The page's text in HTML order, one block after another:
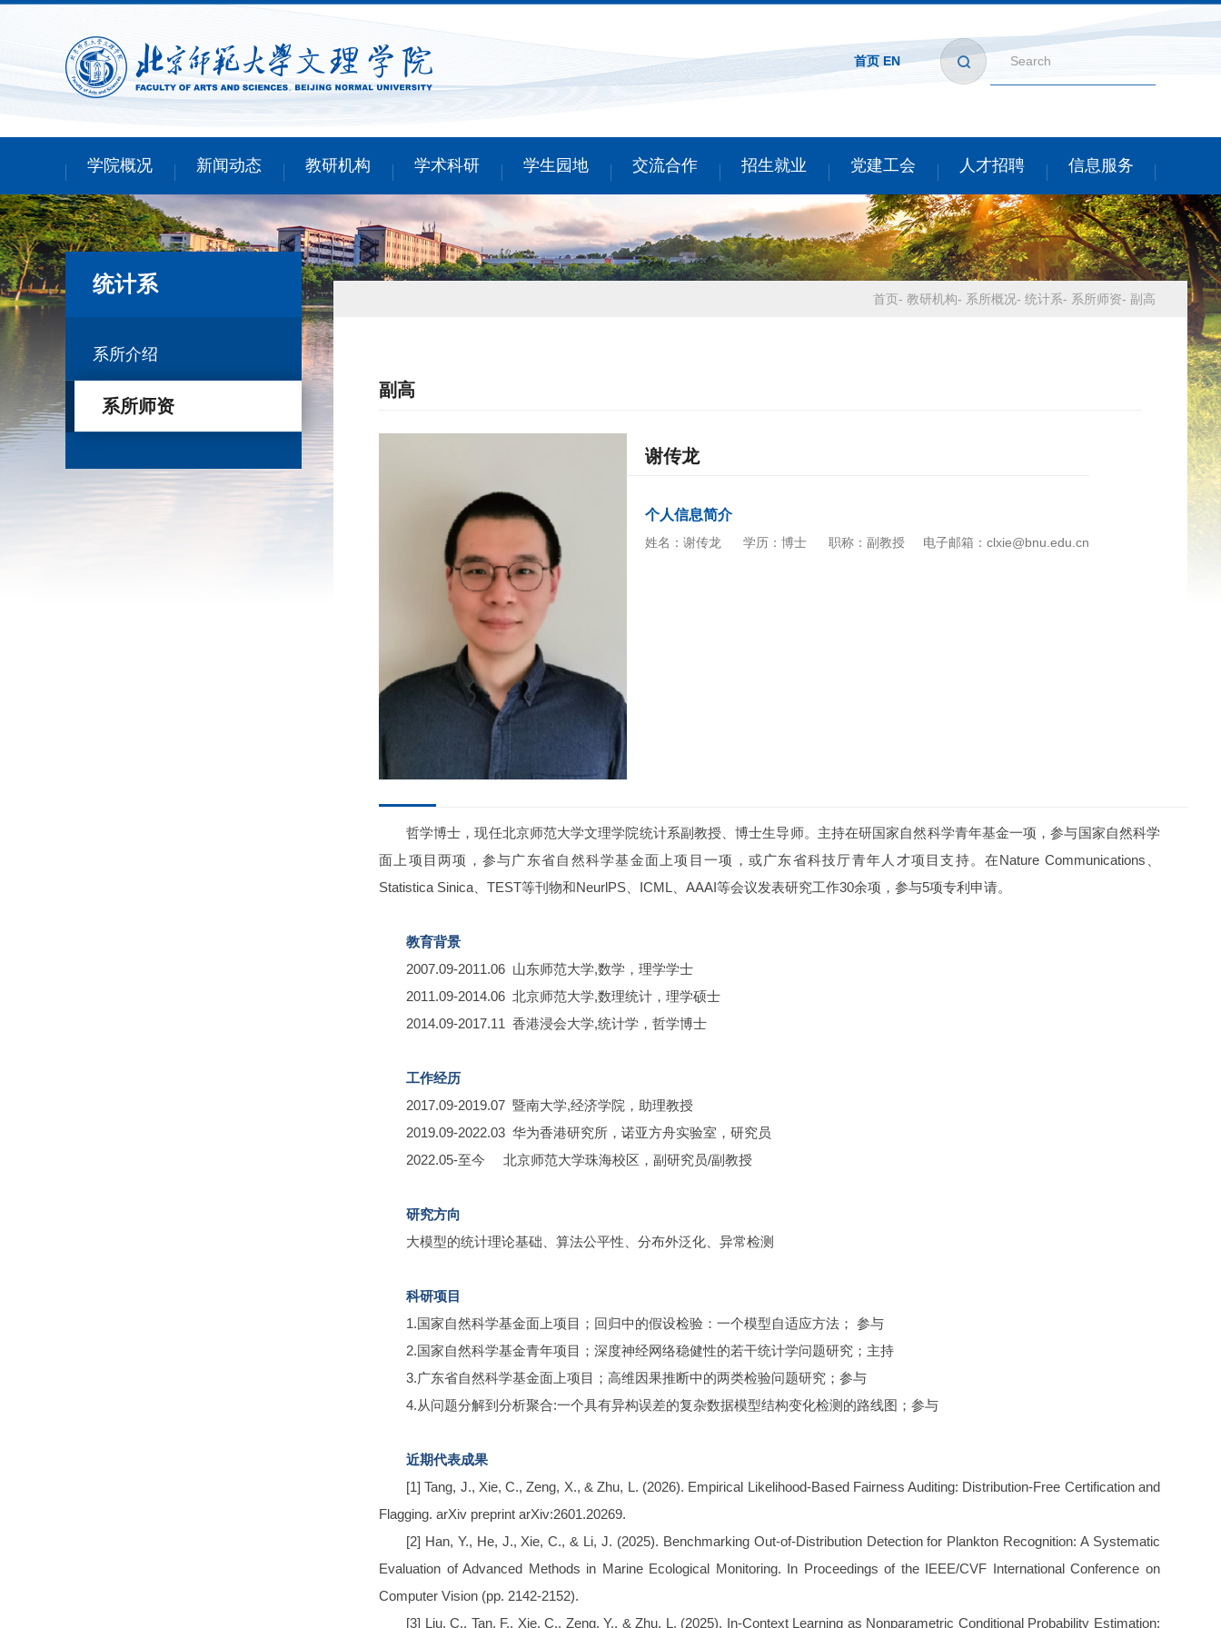
首页 EN
学院概况 新闻动态 教研机构 学术科研 学生园地 交流合作 招生就业 党建工会 人才招聘 信息服务
统计系
系所介绍
系所师资
首页- 教研机构- 系所概况- 统计系- 系所师资- 副高
副高
谢传龙
个人信息简介
姓名：谢传龙 学历：博士 职称：副教授 电子邮箱：clxie@bnu.edu.cn
哲学博士，现任北京师范大学文理学院统计系副教授、博士生导师。主持在研国家自然科学青年基金一项，参与国家自然科学
面上项目两项，参与广东省自然科学基金面上项目一项，或广东省科技厅青年人才项目支持。在Nature Communications、
Statistica Sinica、TEST等刊物和NeurlPS、ICML、AAAI等会议发表研究工作30余项，参与5项专利申请。
教育背景
2007.09-2011.06 山东师范大学,数学，理学学士
2011.09-2014.06 北京师范大学,数理统计，理学硕士
2014.09-2017.11 香港浸会大学,统计学，哲学博士
工作经历
2017.09-2019.07 暨南大学,经济学院，助理教授
2019.09-2022.03 华为香港研究所，诺亚方舟实验室，研究员
2022.05-至今 北京师范大学珠海校区，副研究员/副教授
研究方向
大模型的统计理论基础、算法公平性、分布外泛化、异常检测
科研项目
1.国家自然科学基金面上项目；回归中的假设检验：一个模型自适应方法； 参与
2.国家自然科学基金青年项目；深度神经网络稳健性的若干统计学问题研究；主持
3.广东省自然科学基金面上项目；高维因果推断中的两类检验问题研究；参与
4.从问题分解到分析聚合:一个具有异构误差的复杂数据模型结构变化检测的路线图；参与
近期代表成果
[1] Tang, J., Xie, C., Zeng, X., & Zhu, L. (2026). Empirical Likelihood-Based Fairness Auditing: Distribution-Free Certification and
Flagging. arXiv preprint arXiv:2601.20269.
[2] Han, Y., He, J., Xie, C., & Li, J. (2025). Benchmarking Out-of-Distribution Detection for Plankton Recognition: A Systematic
Evaluation of Advanced Methods in Marine Ecological Monitoring. In Proceedings of the IEEE/CVF International Conference on
Computer Vision (pp. 2142-2152).
[3] Liu, C., Tan, F., Xie, C., Zeng, Y., & Zhu, L. (2025). In-Context Learning as Nonparametric Conditional Probability Estimation: